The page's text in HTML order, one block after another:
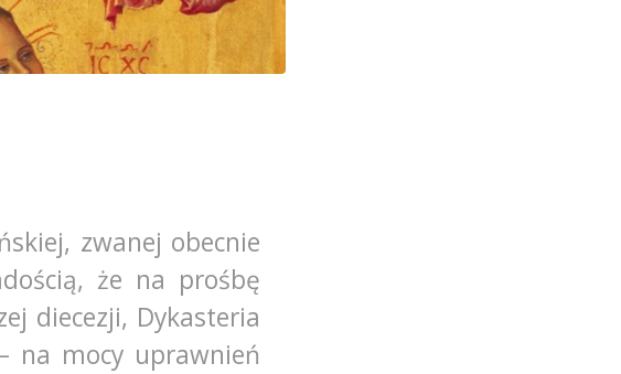
zwanej obecnie
że na prośbę
diecezji, Dykasteria
na mocy uprawnień